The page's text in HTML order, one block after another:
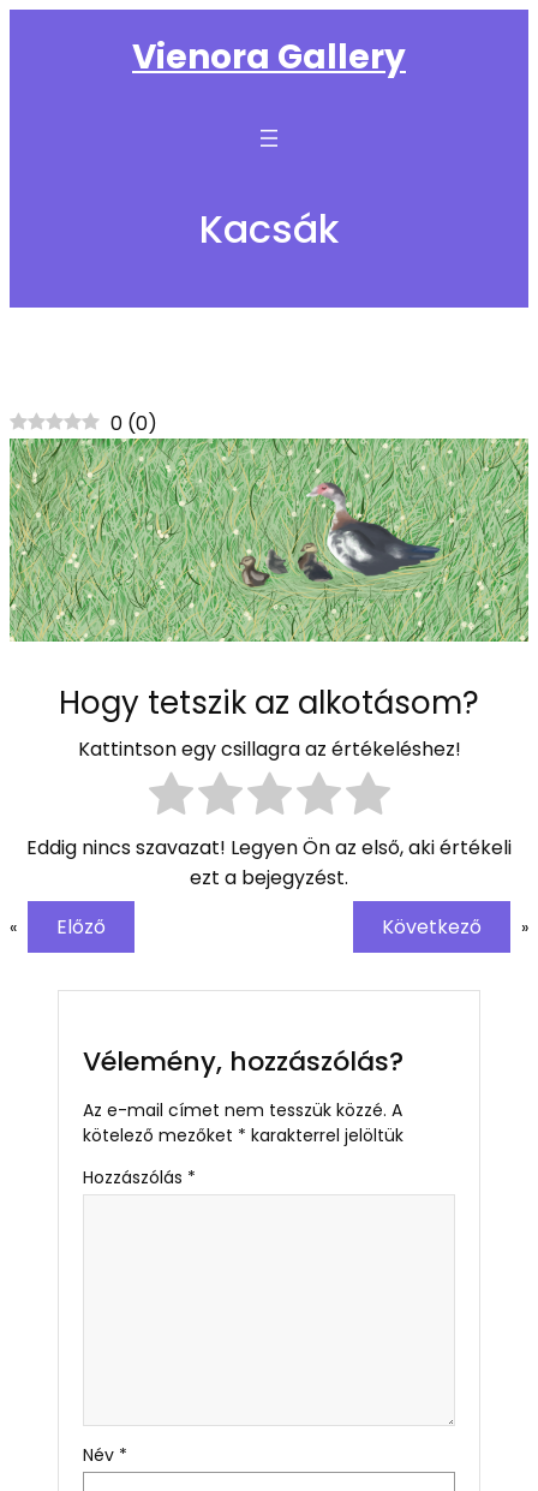
Vienora Gallery
Kacsák
0 (0)
Hogy tetszik az alkotásom?
Kattintson egy csillagra az értékeléshez!
Eddig nincs szavazat! Legyen Ön az első, aki értékeli
ezt a bejegyzést.
« Előző Következő »
Vélemény, hozzászólás?
Az e-mail címet nem tesszük közzé. A
kötelező mezőket * karakterrel jelöltük
Hozzászólás *
Név *